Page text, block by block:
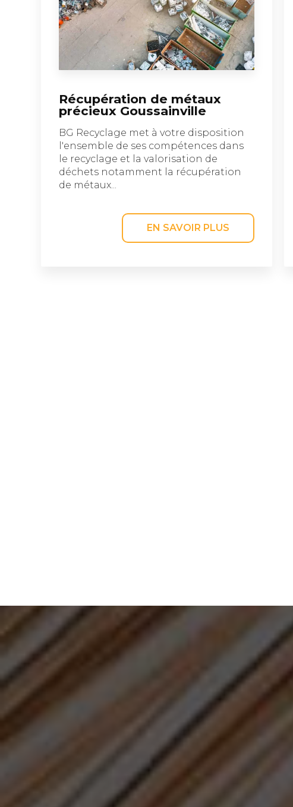
Récupération de métaux
précieux Goussainville
BG Recyclage met à votre disposition
l'ensemble de ses compétences dans
le recyclage et la valorisation de
déchets notamment la récupération
de métaux...
EN SAVOIR PLUS